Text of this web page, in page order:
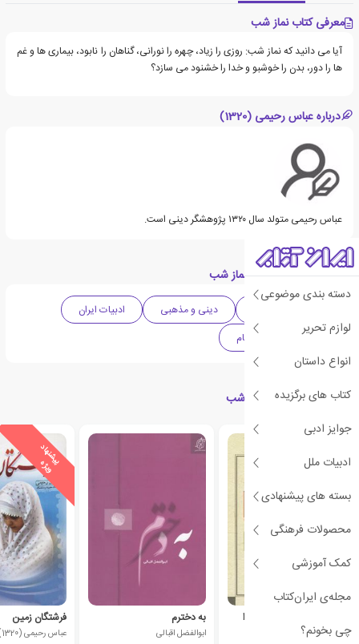
دسته بندی موضوعی
لوازم تحریر
انواع داستان
کتاب های برگزیده
جوایز ادبی
ادبیات ملل
بسته های پیشنهادی
محصولات فرهنگی
کمک آموزشی
مجله‌ی ایران‌کتاب
چی بخونم؟
معرفی کتاب نماز شب
آیا می دانید که نماز شب: روزی را زیاد، چهره را نورانی، گناهان را نابود، بیماری ها و غم
ها را دور، بدن را خوشبو و خدا را خشنود می سازد؟
درباره عباس رحیمی (1320)
عباس رحیمی متولد سال ۱۳۲۰ پژوهشگر دینی است.
دسته بندی های کتاب نماز شب
دینی و مذهبی
ادبیات ایران
آموزشی
احکام
کتاب های مرتبط با نماز شب
تزکیه، اخلاص، حکمت، تقوا
علیرضا پناهیان
به دخترم
ابوالفضل اقبالی
پ
ی
ش
ن
ه
ا
د
و
ی
ژ
ه
فرشتگان زمین
عباس رحیمی (1320)